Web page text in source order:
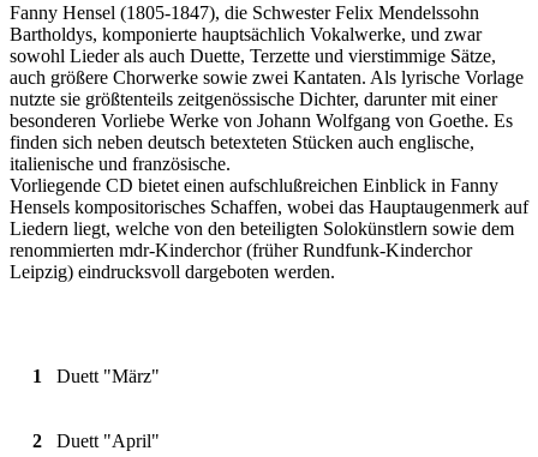
Fanny Hensel (1805-1847), die Schwester Felix Mendelssohn
Bartholdys, komponierte hauptsächlich Vokalwerke, und zwar
sowohl Lieder als auch Duette, Terzette und vierstimmige Sätze,
auch größere Chorwerke sowie zwei Kantaten. Als lyrische Vorlage
nutzte sie größtenteils zeitgenössische Dichter, darunter mit einer
besonderen Vorliebe Werke von Johann Wolfgang von Goethe. Es
finden sich neben deutsch betexteten Stücken auch englische,
italienische und französische.
Vorliegende CD bietet einen aufschlußreichen Einblick in Fanny
Hensels kompositorisches Schaffen, wobei das Hauptaugenmerk auf
Liedern liegt, welche von den beteiligten Solokünstlern sowie dem
renommierten mdr-Kinderchor (früher Rundfunk-Kinderchor
Leipzig) eindrucksvoll dargeboten werden.
1 Duett "März"
2 Duett "April"